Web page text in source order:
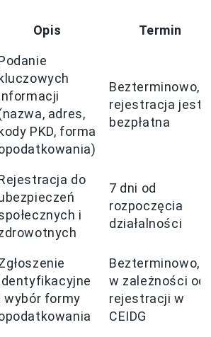
Opis Termin
adres,
PKD, forma
Bezterminowo,
rejestracja jest
bezpłatna
do
i
7 dni od
rozpoczęcia
działalności
wybór formy
Bezterminowo,
w zależności od
rejestracji w
CEIDG